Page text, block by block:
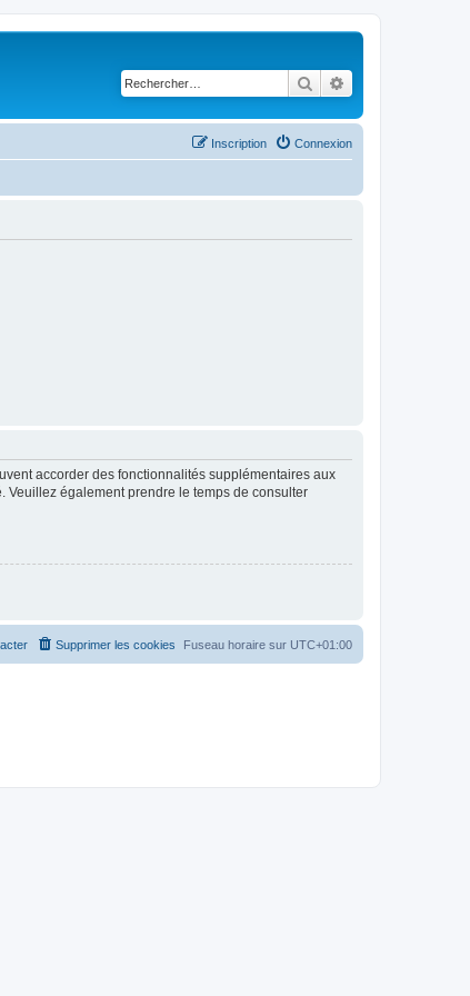
Rechercher
Connexion
Inscription
accorder des fonctionnalités supplémentaires aux
Veuillez également prendre le temps de consulter
Fuseau horaire sur UTC+01:00
Supprimer les cookies